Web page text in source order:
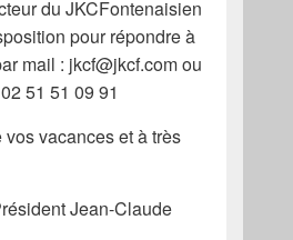
du JKCFontenaisien
pour répondre à
mail : jkcf@jkcf.com ou
51 51 09 91
vacances et à très
Jean-Claude